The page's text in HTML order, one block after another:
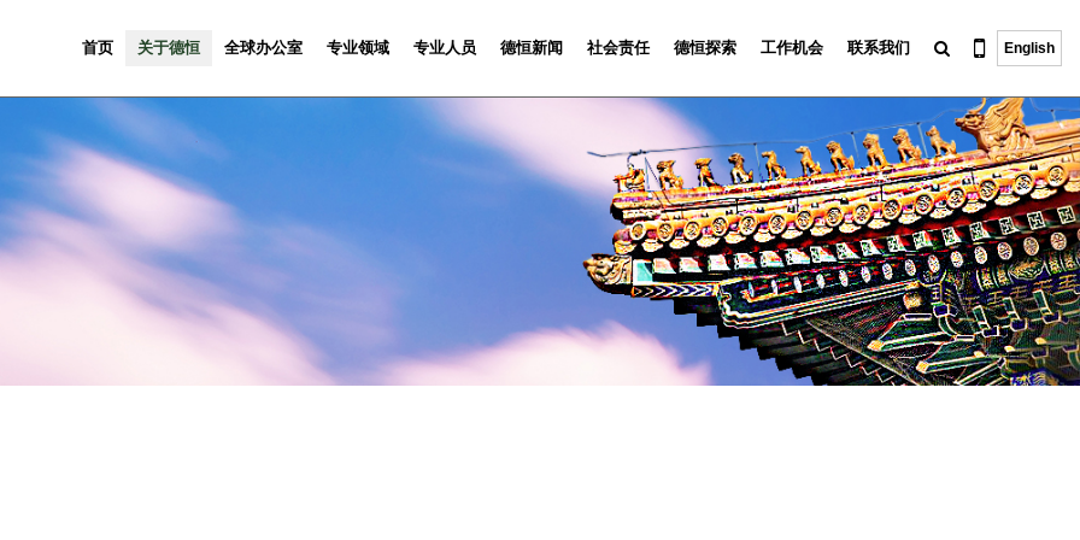
首页 关于德恒 全球办公室 专业领域 专业人员 德恒新闻 社会责任 德恒探索 工作机会 联系我们 English